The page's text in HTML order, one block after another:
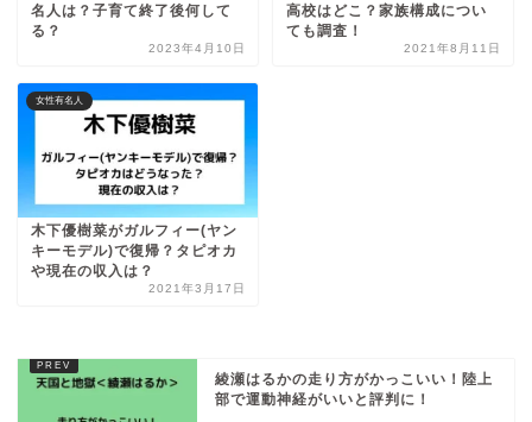
名人は？子育て終了後何して
る？
2023年4月10日
高校はどこ？家族構成につい
ても調査！
2021年8月11日
女性有名人
木下優樹菜がガルフィー(ヤン
キーモデル)で復帰？タピオカ
や現在の収入は？
2021年3月17日
綾瀬はるかの走り方がかっこいい！陸上
部で運動神経がいいと評判に！